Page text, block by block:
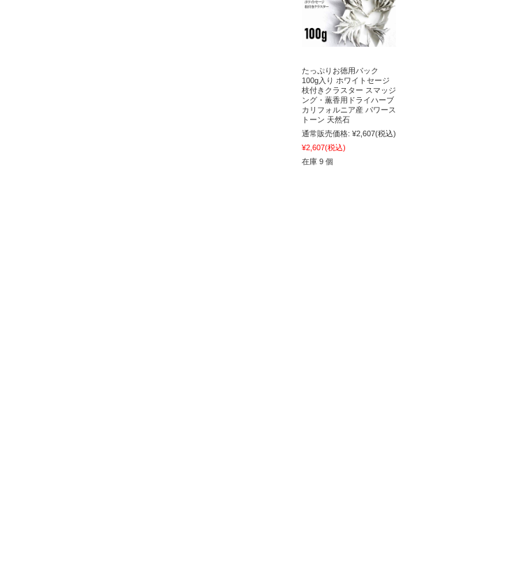
たっぷりお徳用パック
100g入り ホワイトセージ
枝付きクラスター スマッジ
ング・薫香用ドライハーブ
カリフォルニア産 パワース
トーン 天然石
通常販売価格: ¥2,607(税込)
¥2,607(税込)
在庫 9 個